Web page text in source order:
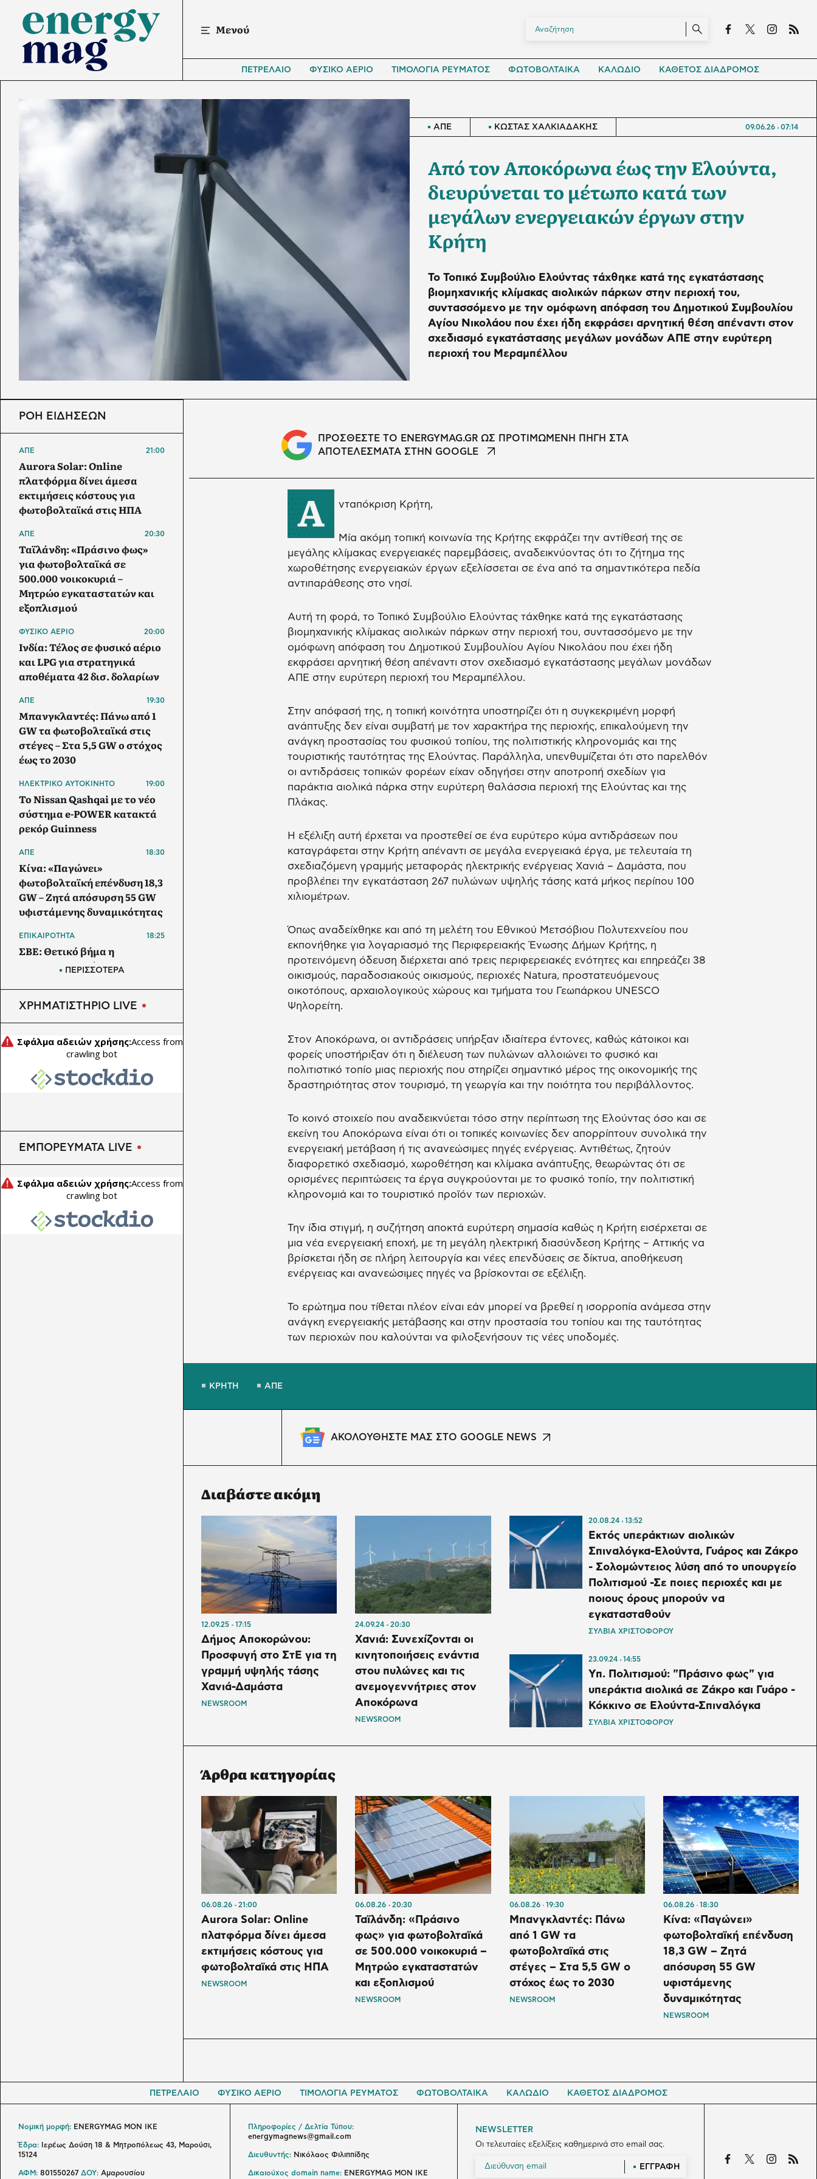
Μενού
ΠΕΤΡΕΛΑΙΟ ΦΥΣΙΚΟ ΑΕΡΙΟ ΤΙΜΟΛΟΓΙΑ ΡΕΥΜΑΤΟΣ ΦΩΤΟΒΟΛΤΑΙΚΑ ΚΑΛΩΔΙΟ ΚΑΘΕΤΟΣ ΔΙΑΔΡΟΜΟΣ
ΑΠΕ ΚΩΣΤΑΣ ΧΑΛΚΙΑΔΑΚΗΣ 09.06.26 07:14
Από τον Αποκόρωνα έως την Ελούντα,
διευρύνεται το μέτωπο κατά των
μεγάλων ενεργειακών έργων στην
Κρήτη
Το Τοπικό Συμβούλιο Ελούντας τάχθηκε κατά της εγκατάστασης
βιομηχανικής κλίμακας αιολικών πάρκων στην περιοχή του,
συντασσόμενο με την ομόφωνη απόφαση του Δημοτικού Συμβουλίου
Αγίου Νικολάου που έχει ήδη εκφράσει αρνητική θέση απέναντι στον
σχεδιασμό εγκατάστασης μεγάλων μονάδων ΑΠΕ στην ευρύτερη
περιοχή του Μεραμπέλλου
ΠΡΟΣΘΕΣΤΕ ΤΟ ENERGYMAG.GR ΩΣ ΠΡΟΤΙΜΩΜΕΝΗ ΠΗΓΗ ΣΤΑ
ΑΠΟΤΕΛΕΣΜΑΤΑ ΣΤΗΝ GOOGLE
Α νταπόκριση Κρήτη,
Μία ακόμη τοπική κοινωνία της Κρήτης εκφράζει την αντίθεσή της σε
μεγάλης κλίμακας ενεργειακές παρεμβάσεις, αναδεικνύοντας ότι το ζήτημα της
χωροθέτησης ενεργειακών έργων εξελίσσεται σε ένα από τα σημαντικότερα πεδία
αντιπαράθεσης στο νησί.
Αυτή τη φορά, το Τοπικό Συμβούλιο Ελούντας τάχθηκε κατά της εγκατάστασης
βιομηχανικής κλίμακας αιολικών πάρκων στην περιοχή του, συντασσόμενο με την
ομόφωνη απόφαση του Δημοτικού Συμβουλίου Αγίου Νικολάου που έχει ήδη
εκφράσει αρνητική θέση απέναντι στον σχεδιασμό εγκατάστασης μεγάλων μονάδων
ΑΠΕ στην ευρύτερη περιοχή του Μεραμπέλλου.
Στην απόφασή της, η τοπική κοινότητα υποστηρίζει ότι η συγκεκριμένη μορφή
ανάπτυξης δεν είναι συμβατή με τον χαρακτήρα της περιοχής, επικαλούμενη την
ανάγκη προστασίας του φυσικού τοπίου, της πολιτιστικής κληρονομιάς και της
τουριστικής ταυτότητας της Ελούντας. Παράλληλα, υπενθυμίζεται ότι στο παρελθόν
οι αντιδράσεις τοπικών φορέων είχαν οδηγήσει στην αποτροπή σχεδίων για
παράκτια αιολικά πάρκα στην ευρύτερη θαλάσσια περιοχή της Ελούντας και της
Πλάκας.
Η εξέλιξη αυτή έρχεται να προστεθεί σε ένα ευρύτερο κύμα αντιδράσεων που
καταγράφεται στην Κρήτη απέναντι σε μεγάλα ενεργειακά έργα, με τελευταία τη
σχεδιαζόμενη γραμμής μεταφοράς ηλεκτρικής ενέργειας Χανιά – Δαμάστα, που
προβλέπει την εγκατάσταση 267 πυλώνων υψηλής τάσης κατά μήκος περίπου 100
χιλιομέτρων.
Όπως αναδείχθηκε και από τη μελέτη του Εθνικού Μετσόβιου Πολυτεχνείου που
εκπονήθηκε για λογαριασμό της Περιφερειακής Ένωσης Δήμων Κρήτης, η
προτεινόμενη όδευση διέρχεται από τρεις περιφερειακές ενότητες και επηρεάζει 38
οικισμούς, παραδοσιακούς οικισμούς, περιοχές Natura, προστατευόμενους
οικοτόπους, αρχαιολογικούς χώρους και τμήματα του Γεωπάρκου UNESCO
Ψηλορείτη.
Στον Αποκόρωνα, οι αντιδράσεις υπήρξαν ιδιαίτερα έντονες, καθώς κάτοικοι και
φορείς υποστήριξαν ότι η διέλευση των πυλώνων αλλοιώνει το φυσικό και
πολιτιστικό τοπίο μιας περιοχής που στηρίζει σημαντικό μέρος της οικονομικής της
δραστηριότητας στον τουρισμό, τη γεωργία και την ποιότητα του περιβάλλοντος.
Το κοινό στοιχείο που αναδεικνύεται τόσο στην περίπτωση της Ελούντας όσο και σε
εκείνη του Αποκόρωνα είναι ότι οι τοπικές κοινωνίες δεν απορρίπτουν συνολικά την
ενεργειακή μετάβαση ή τις ανανεώσιμες πηγές ενέργειας. Αντιθέτως, ζητούν
διαφορετικό σχεδιασμό, χωροθέτηση και κλίμακα ανάπτυξης, θεωρώντας ότι σε
ορισμένες περιπτώσεις τα έργα συγκρούονται με το φυσικό τοπίο, την πολιτιστική
κληρονομιά και το τουριστικό προϊόν των περιοχών.
Την ίδια στιγμή, η συζήτηση αποκτά ευρύτερη σημασία καθώς η Κρήτη εισέρχεται σε
μια νέα ενεργειακή εποχή, με τη μεγάλη ηλεκτρική διασύνδεση Κρήτης – Αττικής να
βρίσκεται ήδη σε πλήρη λειτουργία και νέες επενδύσεις σε δίκτυα, αποθήκευση
ενέργειας και ανανεώσιμες πηγές να βρίσκονται σε εξέλιξη.
Το ερώτημα που τίθεται πλέον είναι εάν μπορεί να βρεθεί η ισορροπία ανάμεσα στην
ανάγκη ενεργειακής μετάβασης και στην προστασία του τοπίου και της ταυτότητας
των περιοχών που καλούνται να φιλοξενήσουν τις νέες υποδομές.
ΚΡΗΤΗ ΑΠΕ
ΑΚΟΛΟΥΘΗΣΤΕ ΜΑΣ ΣΤΟ GOOGLE NEWS
Διαβάστε ακόμη
12.09.25 17:15
Δήμος Αποκορώνου:
Προσφυγή στο ΣτΕ για τη
γραμμή υψηλής τάσης
Χανιά-Δαμάστα
NEWSROOM
24.09.24 20:30
Χανιά: Συνεχίζονται οι
κινητοποιήσεις ενάντια
στου πυλώνες και τις
ανεμογεννήτριες στον
Αποκόρωνα
NEWSROOM
20.08.24 13:52
Εκτός υπεράκτιων αιολικών
Σπιναλόγκα-Ελούντα, Γυάρος και Ζάκρο
- Σολομώντειος λύση από το υπουργείο
Πολιτισμού -Σε ποιες περιοχές και με
ποιους όρους μπορούν να
εγκατασταθούν
ΣΥΛΒΙΑ ΧΡΙΣΤΟΦΟΡΟΥ
23.09.24 14:55
Υπ. Πολιτισμού: "Πράσινο φως" για
υπεράκτια αιολικά σε Ζάκρο και Γυάρο -
Κόκκινο σε Ελούντα-Σπιναλόγκα
ΣΥΛΒΙΑ ΧΡΙΣΤΟΦΟΡΟΥ
Άρθρα κατηγορίας
06.08.26 21:00
Aurora Solar: Online
πλατφόρμα δίνει άμεσα
εκτιμήσεις κόστους για
φωτοβολταϊκά στις ΗΠΑ
NEWSROOM
06.08.26 20:30
Ταϊλάνδη: «Πράσινο
φως» για φωτοβολταϊκά
σε 500.000 νοικοκυριά –
Μητρώο εγκαταστατών
και εξοπλισμού
NEWSROOM
06.08.26 19:30
Μπανγκλαντές: Πάνω
από 1 GW τα
φωτοβολταϊκά στις
στέγες – Στα 5,5 GW ο
στόχος έως το 2030
NEWSROOM
06.08.26 18:30
Κίνα: «Παγώνει»
φωτοβολταϊκή επένδυση
18,3 GW – Ζητά
απόσυρση 55 GW
υφιστάμενης
δυναμικότητας
NEWSROOM
ΡΟΗ ΕΙΔΗΣΕΩΝ
ΑΠΕ 21:00
Aurora Solar: Online
πλατφόρμα δίνει άμεσα
εκτιμήσεις κόστους για
φωτοβολταϊκά στις ΗΠΑ
ΑΠΕ 20:30
Ταϊλάνδη: «Πράσινο φως»
για φωτοβολταϊκά σε
500.000 νοικοκυριά –
Μητρώο εγκαταστατών και
εξοπλισμού
ΦΥΣΙΚΟ ΑΕΡΙΟ 20:00
Ινδία: Τέλος σε φυσικό αέριο
και LPG για στρατηγικά
αποθέματα 42 δισ. δολαρίων
ΑΠΕ 19:30
Μπανγκλαντές: Πάνω από 1
GW τα φωτοβολταϊκά στις
στέγες – Στα 5,5 GW ο στόχος
έως το 2030
ΗΛΕΚΤΡΙΚΟ ΑΥΤΟΚΙΝΗΤΟ 19:00
Το Nissan Qashqai με το νέο
σύστημα e-POWER κατακτά
ρεκόρ Guinness
ΑΠΕ 18:30
Κίνα: «Παγώνει»
φωτοβολταϊκή επένδυση 18,3
GW – Ζητά απόσυρση 55 GW
υφιστάμενης δυναμικότητας
ΕΠΙΚΑΙΡΟΤΗΤΑ 18:25
ΣΒΕ: Θετικό βήμα η
επανενεργοποίηση της
Βιομηχανίας
εισαγωγές από τον
μεγαλύτερο παραγωγό
αβοκάντο του Μεξικού
ΠΕΡΙΣΣΟΤΕΡΑ
ΧΡΗΜΑΤΙΣΤΗΡΙΟ LIVE
ΕΜΠΟΡΕΥΜΑΤΑ LIVE
ΠΕΤΡΕΛΑΙΟ ΦΥΣΙΚΟ ΑΕΡΙΟ ΤΙΜΟΛΟΓΙΑ ΡΕΥΜΑΤΟΣ ΦΩΤΟΒΟΛΤΑΙΚΑ ΚΑΛΩΔΙΟ ΚΑΘΕΤΟΣ ΔΙΑΔΡΟΜΟΣ
NEWSLETTER
Οι τελευταίες εξελίξεις καθημερινά στο email σας.
ΕΓΓΡΑΦΗ
Νομική μορφή: ENERGYMAG MON IKE
Έδρα: Ιερέως Δούση 18 & Μητροπόλεως 43, Μαρούσι,
15124
ΑΦΜ: 801550267 ΔΟΥ: Αμαρουσίου
Πληροφορίες / Δελτία Τύπου:
energymagnews@gmail.com
Διευθυντής: Νικόλαος Φιλιππίδης
Δικαιούχος domain name: ENERGYMAG ΜΟΝ ΙΚΕ